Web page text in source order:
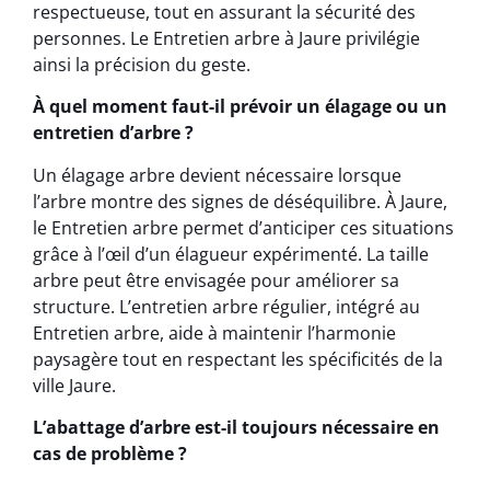
respectueuse, tout en assurant la sécurité des
personnes. Le Entretien arbre à Jaure privilégie
ainsi la précision du geste.
À quel moment faut-il prévoir un élagage ou un
entretien d’arbre ?
Un élagage arbre devient nécessaire lorsque
l’arbre montre des signes de déséquilibre. À Jaure,
le Entretien arbre permet d’anticiper ces situations
grâce à l’œil d’un élagueur expérimenté. La taille
arbre peut être envisagée pour améliorer sa
structure. L’entretien arbre régulier, intégré au
Entretien arbre, aide à maintenir l’harmonie
paysagère tout en respectant les spécificités de la
ville Jaure.
L’abattage d’arbre est-il toujours nécessaire en
cas de problème ?